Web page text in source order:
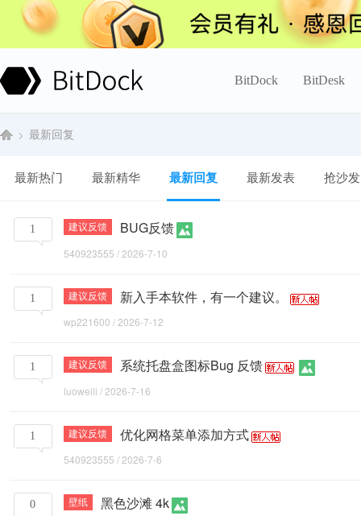
BitDock BitDesk
最新回复
最新热门 最新精华 最新回复 最新发表 抢沙发
1 建议反馈 BUG反馈
540923555 / 2026-7-10
1 建议反馈 新入手本软件，有一个建议。
wp221600 / 2026-7-12
1 建议反馈 系统托盘盒图标Bug 反馈
luoweili / 2026-7-16
1 建议反馈 优化网格菜单添加方式
540923555 / 2026-7-6
0 壁纸 黑色沙滩 4k